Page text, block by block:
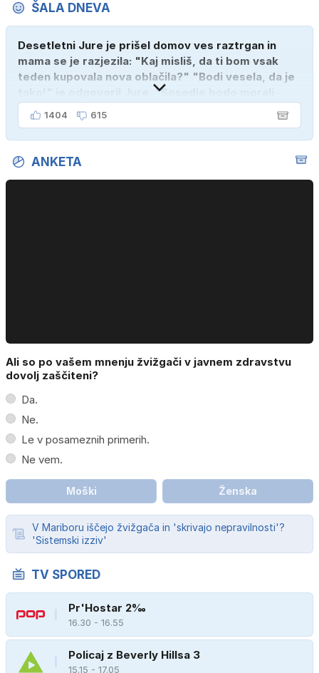
ŠALA DNEVA
Desetletni Jure je prišel domov ves raztrgan in
mama se je razjezila: "Kaj misliš, da ti bom vsak
teden kupovala nova oblačila?" "Bodi vesela, da je
tako!" je odgovoril Jure. "Sosedje bodo morali
kupiti novega sina, tako sem ga prebutal!"
1404 615
ANKETA
Ali so po vašem mnenju žvižgači v javnem zdravstvu
dovolj zaščiteni?
Da.
Ne.
Le v posameznih primerih.
Ne vem.
Moški Ženska
V Mariboru iščejo žvižgača in 'skrivajo nepravilnosti'?
'Sistemski izziv'
TV SPORED
Pr'Hostar 2‰
16.30 - 16.55
Policaj z Beverly Hillsa 3
15.15 - 17.05